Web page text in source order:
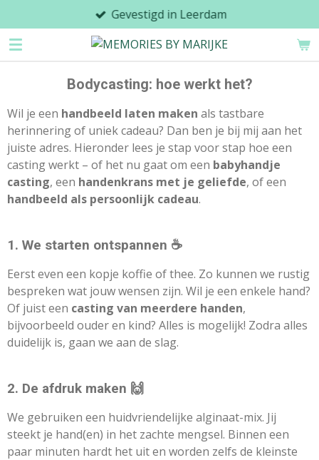
direct
naar
hoofdinhoud
Gevestigd in Leerdam
Bodycasting: hoe werkt het?
Wil je een handbeeld laten maken als tastbare
herinnering of uniek cadeau? Dan ben je bij mij aan het
juiste adres. Hieronder lees je stap voor stap hoe een
casting werkt – of het nu gaat om een babyhandje
casting, een handenkrans met je geliefde, of een
handbeeld als persoonlijk cadeau.
1. We starten ontspannen ☕
Eerst even een kopje koffie of thee. Zo kunnen we rustig
bespreken wat jouw wensen zijn. Wil je een enkele hand?
Of juist een casting van meerdere handen,
bijvoorbeeld ouder en kind? Alles is mogelijk! Zodra alles
duidelijk is, gaan we aan de slag.
2. De afdruk maken 🙌
We gebruiken een huidvriendelijke alginaat-mix. Jij
steekt je hand(en) in het zachte mengsel. Binnen een
paar minuten hardt het uit en worden zelfs de kleinste